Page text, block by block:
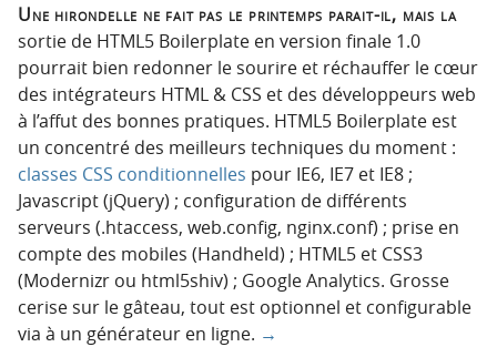
Une hirondelle ne fait pas le printemps parait-il, mais la
sortie de HTML5 Boilerplate en version finale 1.0
pourrait bien redonner le sourire et réchauffer le cœur
des intégrateurs HTML & CSS et des développeurs web
à l’affut des bonnes pratiques. HTML5 Boilerplate est
un concentré des meilleurs techniques du moment :
classes CSS conditionnelles pour IE6, IE7 et IE8 ;
Javascript (jQuery) ; configuration de différents
serveurs (.htaccess, web.config, nginx.conf) ; prise en
compte des mobiles (Handheld) ; HTML5 et CSS3
(Modernizr ou html5shiv) ; Google Analytics. Grosse
cerise sur le gâteau, tout est optionnel et configurable
via à un générateur en ligne. →